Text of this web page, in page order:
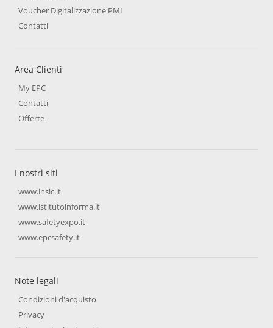
Voucher Digitalizzazione PMI
Contatti
Area Clienti
My EPC
Contatti
Offerte
I nostri siti
www.insic.it
www.istitutoinforma.it
www.safetyexpo.it
www.epcsafety.it
Note legali
Condizioni d'acquisto
Privacy